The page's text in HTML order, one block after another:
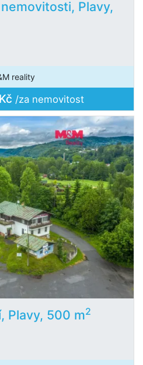
Plavy,
reality
/za nemovitost
Plavy, 500 m2